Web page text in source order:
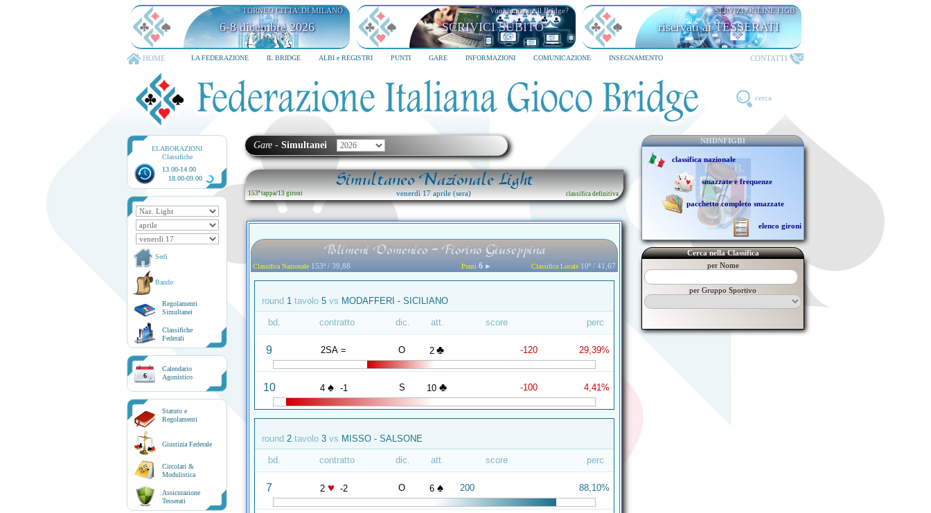
TORNEO CITTA' DI MILANO
6-8 dicembre 2026
Vuoi imparare il Bridge?
SCRIVICI SUBITO
SERVIZI ONLINE FIGB
riservati ai TESSERATI
HOME LA FEDERAZIONE IL BRIDGE ALBI e REGISTRI PUNTI GARE INFORMAZIONI COMUNICAZIONE INSEGNAMENTO CONTATTI
cerca
ELABORAZIONI
Classifiche
13.00-14.00
18.00-09.00
Sedi
Bando
Regolamenti
Simultanei
Classifiche
Federali
6
Calendario
Agonistico
Statuto e
Regolamenti
Giustizia Federale
Circolari &
Modulistica
Assicurazione
Tesserati
Gare - Simultanei
Simultaneo Nazionale Light
153ª tappa/13 gironi venerdì 17 aprile (sera) classifica definitiva
Polimeni Domenico - Fiorino Giuseppina
Classifica Nazionale 153ª / 39,88 Punti 6 ► Classifica Locale 10ª / 41,67
round 1 tavolo 5 vs MODAFFERI - SICILIANO
bd. contratto dic. att. score perc
9 2SA = O 2 ♣ -120 29,39%
10 4 ♠ -1 S 10 ♣ -100 4,41%
round 2 tavolo 3 vs MISSO - SALSONE
bd. contratto dic. att. score perc
7 2 ♥ -2 O 6 ♠ 200 88,10%
NHDNFIGB1
classifica nazionale
smazzate e frequenze
pacchetto completo smazzate
elenco gironi
Cerca nella Classifica
per Nome
per Gruppo Sportivo